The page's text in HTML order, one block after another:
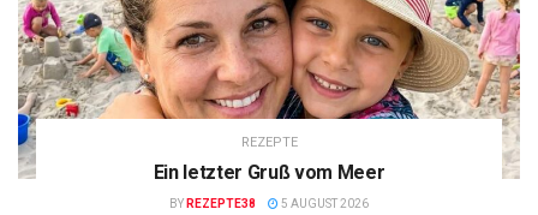
REZEPTE
Ein letzter Gruß vom Meer
BY REZEPTE38 5 AUGUST 2026